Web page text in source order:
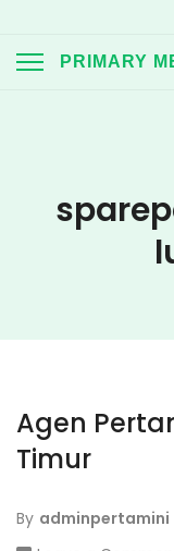
PRIMARY
Agen
Timur
By adminpertamini